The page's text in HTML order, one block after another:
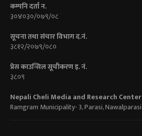
कम्पनि दर्ता न.
३०४०३०/०७९/०८
सूचना तथा संचार विभाग द.नं.
३८१२/२०७९/०८०
प्रेस काउन्सिल सूचीकरण इ. नं.
३८०९
Nepali Cheli Media and Research Center
Ramgram Municipality- 3, Parasi, Nawalparasi